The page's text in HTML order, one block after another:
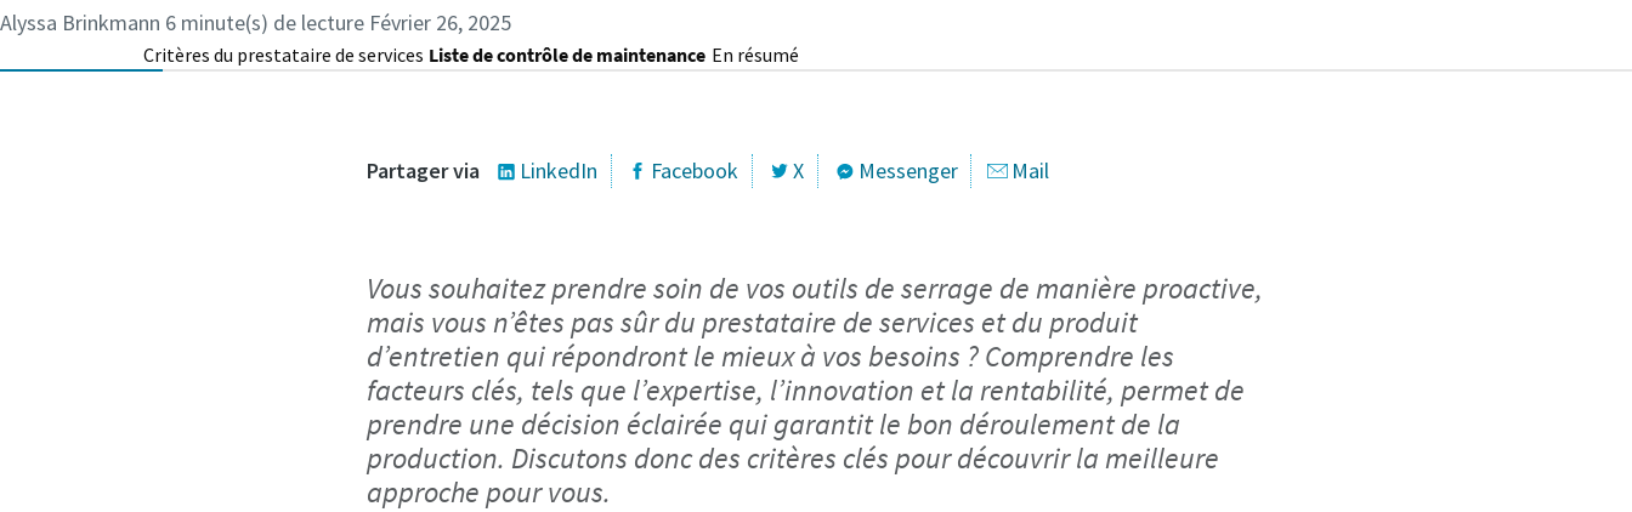
Alyssa Brinkmann 6 minute(s) de lecture Février 26, 2025
Critères du prestataire de services Liste de contrôle de maintenance En résumé
Partager via LinkedIn Facebook X Messenger Mail
Vous souhaitez prendre soin de vos outils de serrage de manière proactive,
mais vous n’êtes pas sûr du prestataire de services et du produit
d’entretien qui répondront le mieux à vos besoins ? Comprendre les
facteurs clés, tels que l’expertise, l’innovation et la rentabilité, permet de
prendre une décision éclairée qui garantit le bon déroulement de la
production. Discutons donc des critères clés pour découvrir la meilleure
approche pour vous.